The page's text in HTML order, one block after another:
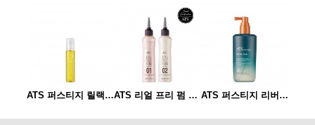
ATS 퍼스티지 릴랙싱 스파오일 10ml ATS 리얼 프리 펌 1제/2제 ATS 퍼스티지 리버시 토닉 140ml